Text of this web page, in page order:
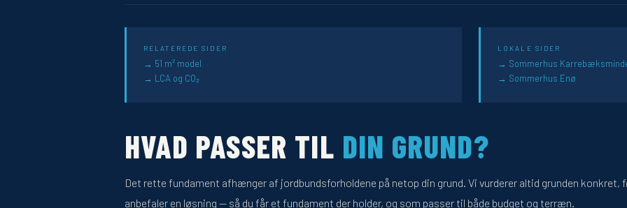
RELATEREDE SIDER
51 m² model
LCA og CO₂
LOKALE SIDER
Sommerhus
Sommerhus Enø
HVAD PASSER TIL DIN GRUND?
Det rette fundament afhænger af jordbundsforholdene på netop din grund. Vi vurderer altid grunden konkret,
anbefaler en løsning — så du får et fundament der holder, og som passer til både budget og terræn.